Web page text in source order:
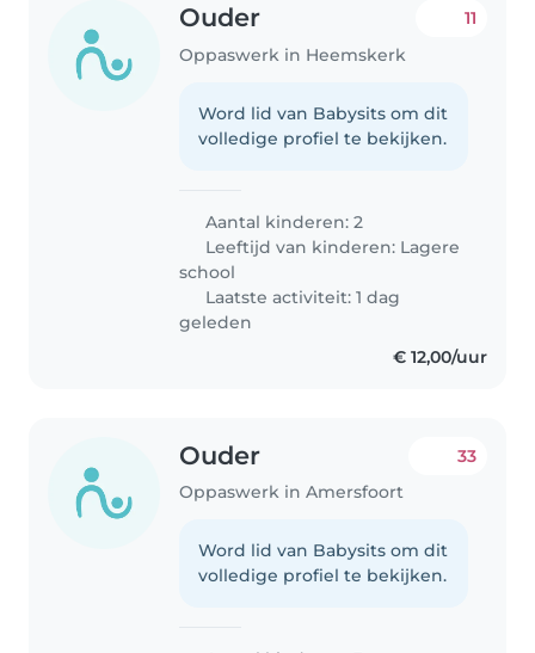
Ouder
Oppaswerk in Heemskerk
11
Word lid van Babysits om dit
volledige profiel te bekijken.
Aantal kinderen: 2
Leeftijd van kinderen: Lagere
school
Laatste activiteit: 1 dag
geleden
€ 12,00/uur
Ouder
Oppaswerk in Amersfoort
33
Word lid van Babysits om dit
volledige profiel te bekijken.